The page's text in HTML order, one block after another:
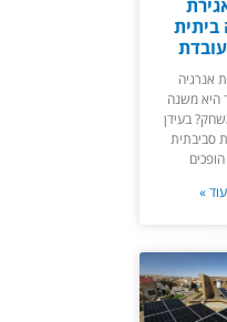
ביתית
אנרגיה
היא משנה
בעידן
סביבתית
הופכים
»